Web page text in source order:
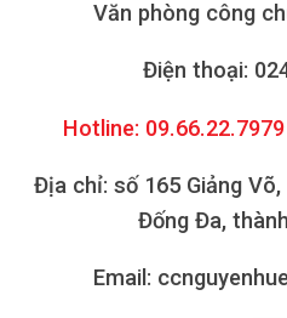
Văn phòng công
Điện thoại:
Hotline:
Địa chỉ: số 165 Giảng
Đống Đa,
Email: